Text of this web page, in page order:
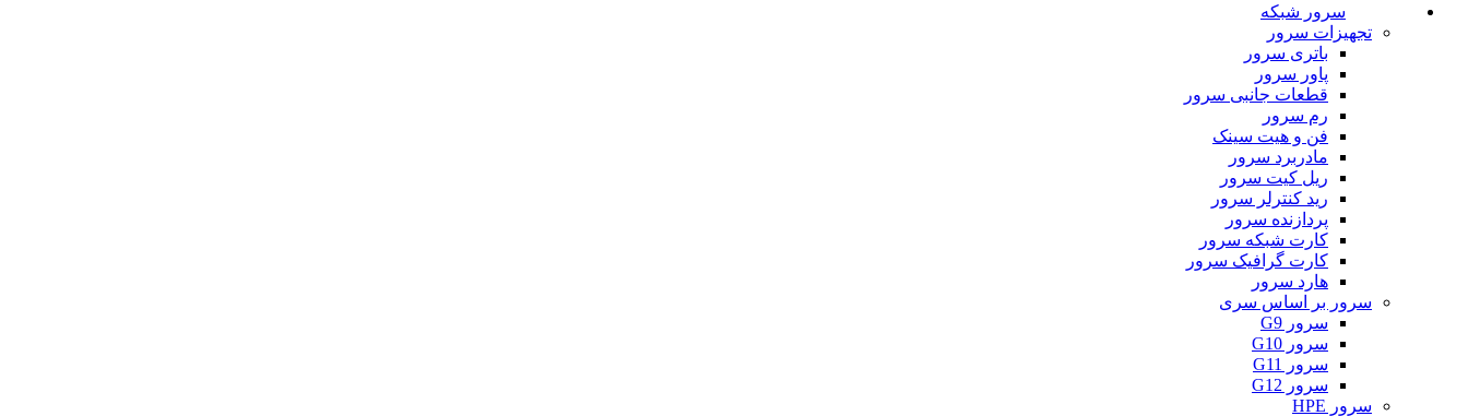
سرور شبکه
تجهیزات سرور
باتری سرور
پاور سرور
قطعات جانبی سرور
رم سرور
فن و هیت سینک
مادربرد سرور
ریل کیت سرور
رید کنترلر سرور
پردازنده سرور
کارت شبکه سرور
کارت گرافیک سرور
هارد سرور
سرور بر اساس سری
سرور G9
سرور G10
سرور G11
سرور G12
سرور HPE